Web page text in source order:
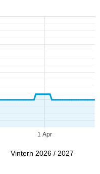
1 Apr
Vintern 2026 / 2027